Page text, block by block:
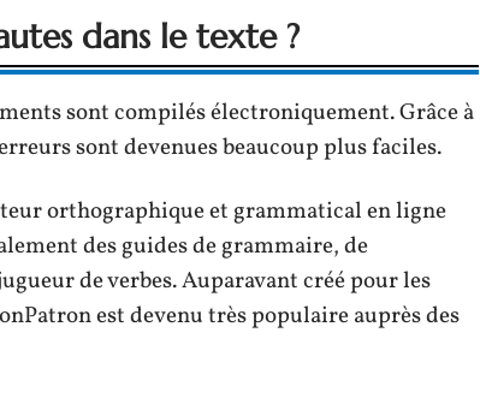
dans le texte ?
sont compilés électroniquement. Grâce à
sont devenues beaucoup plus faciles.
orthographique et grammatical en ligne
des guides de grammaire, de
de verbes. Auparavant créé pour les
est devenu très populaire auprès des